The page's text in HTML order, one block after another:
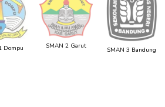
Dompu SMAN 2 Garut SMAN 3 Bandung